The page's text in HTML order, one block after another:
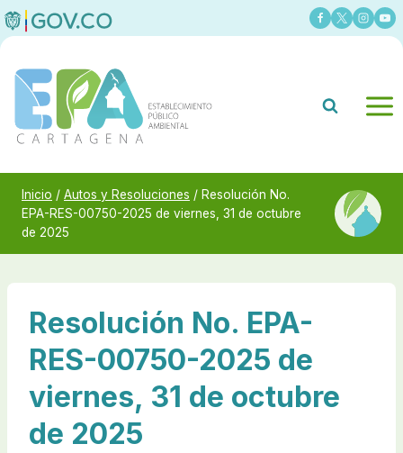
Saltar
al
Inicio / Autos y Resoluciones / Resolución No.
EPA-RES-00750-2025 de viernes, 31 de octubre
de 2025
Resolución No. EPA-
RES-00750-2025 de
viernes, 31 de octubre
de 2025